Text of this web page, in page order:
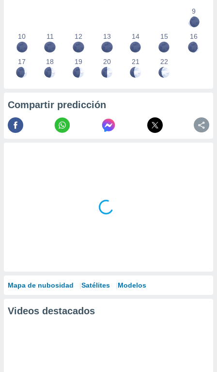
9
10 11 12 13 14 15 16
17 18 19 20 21 22
Compartir predicción
Mapa de nubosidad Satélites Modelos
Videos destacados